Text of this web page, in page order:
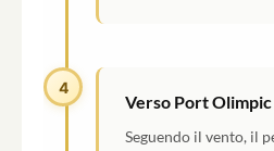
4
Verso Port Olimpic
Seguendo il vento, il